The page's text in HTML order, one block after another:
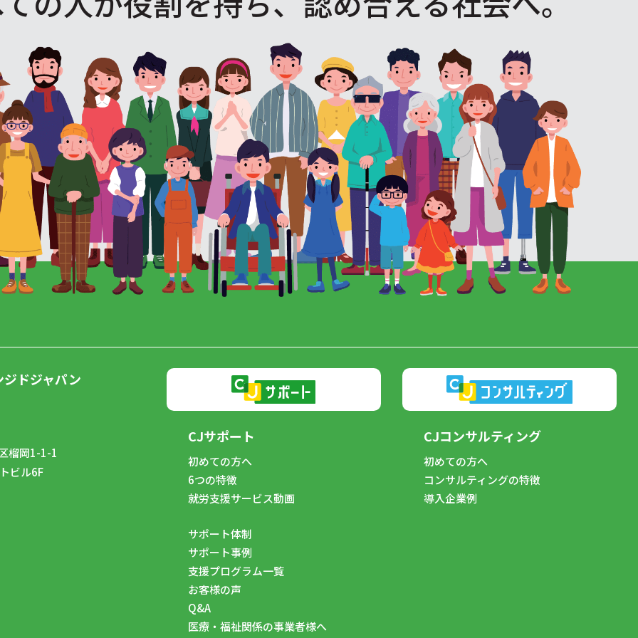
ドジャパン
榴岡1-1-1
ビル6F
CJサポート
初めての方へ
6つの特徴
就労支援サービス動画
サポート体制
サポート事例
支援プログラム一覧
お客様の声
Q&A
医療・福祉関係の事業者様へ
CJコンサルティング
初めての方へ
コンサルティングの特徴
導入企業例